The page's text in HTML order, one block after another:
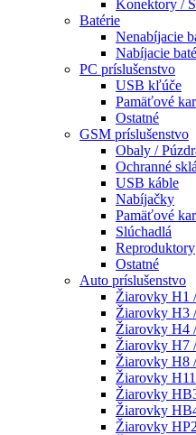
Konektory /
Batérie
Nenabíjacie
Nabíjacie
PC príslušenstvo
USB kľúče
Pamäťové
Ostatné
GSM príslušenstvo
Obaly /
Ochranné sklá
USB káble
Nabíjačky
Pamäťové
Slúchadlá
Reproduktory
Ostatné
Auto príslušenstvo
Žiarovky H1
Žiarovky H3
Žiarovky H4
Žiarovky H7
Žiarovky H8
Žiarovky
Žiarovky
Žiarovky
Žiarovky